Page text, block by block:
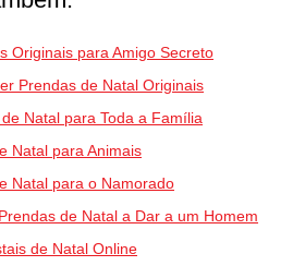
Originais para Amigo Secreto
Prendas de Natal Originais
Natal para Toda a Família
Natal para Animais
Natal para o Namorado
de Natal a Dar a um Homem
de Natal Online